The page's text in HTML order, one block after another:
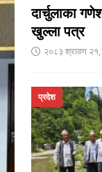
दार्चुलाका
खुल्ला पत्र
२०८३ श्रावण २१,
प्रदेश